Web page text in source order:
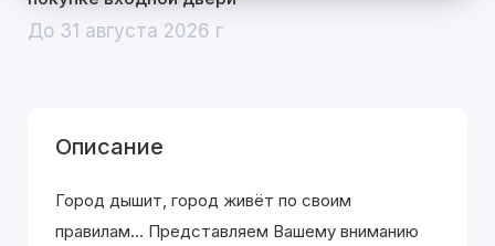
До 31 августа 2026 г
Описание
Город дышит, город живёт по своим
правилам... Представляем Вашему вниманию